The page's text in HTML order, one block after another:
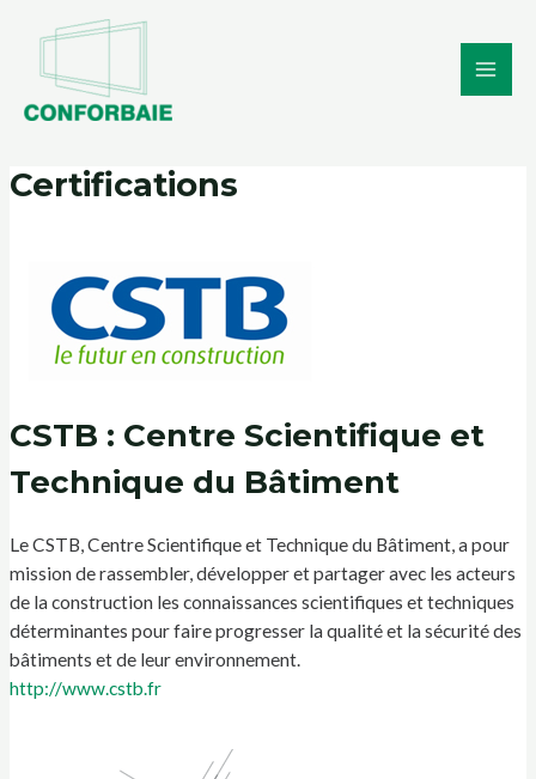
contenu
Certifications
CSTB : Centre Scientifique et
Technique du Bâtiment
Le CSTB, Centre Scientifique et Technique du Bâtiment, a pour
mission de rassembler, développer et partager avec les acteurs
de la construction les connaissances scientifiques et techniques
déterminantes pour faire progresser la qualité et la sécurité des
bâtiments et de leur environnement.
http://www.cstb.fr